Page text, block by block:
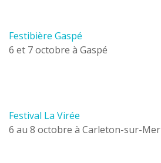
Festibière Gaspé
6 et 7 octobre à Gaspé
Festival La Virée
6 au 8 octobre à Carleton-sur-Mer